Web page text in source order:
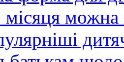
місяця можна